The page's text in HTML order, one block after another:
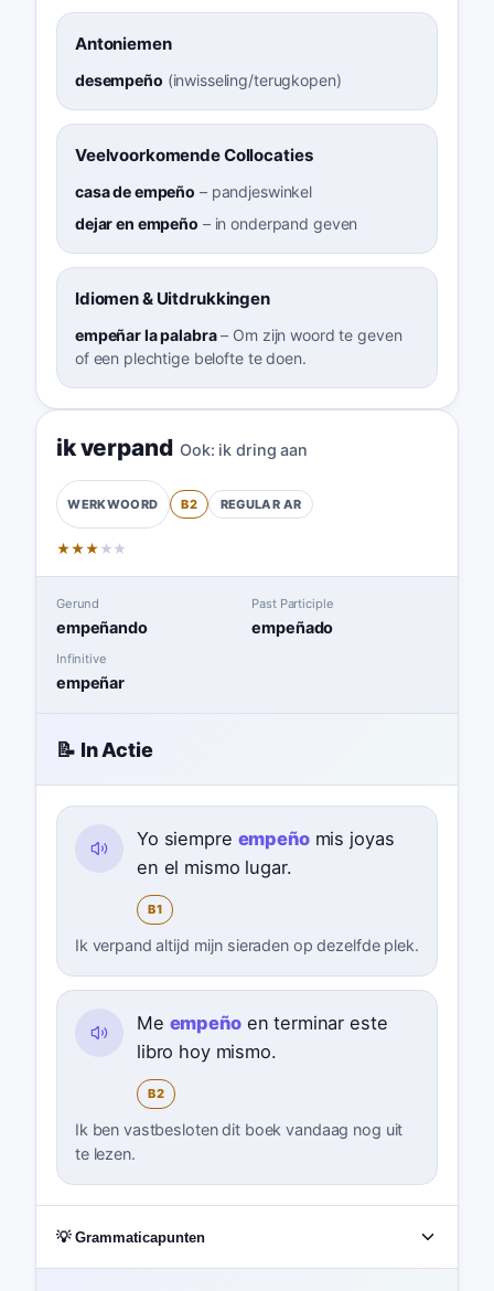
Antoniemen
desempeño (inwisseling/terugkopen)
Veelvoorkomende Collocaties
casa de empeño – pandjeswinkel
dejar en empeño – in onderpand geven
Idiomen & Uitdrukkingen
empeñar la palabra– Om zijn woord te geven
of een plechtige belofte te doen.
ik verpand Ook: ik dring aan
WERKWOORD B2 REGULAR AR
★★★ ★ ★
Gerund
empeñando
Past Participle
empeñado
Infinitive
empeñar
📝 In Actie
Yo siempre empeñomis joyas
en el mismo lugar.
B1
Ik verpand altijd mijn sieraden op dezelfde plek.
Me empeñoen terminar este
libro hoy mismo.
B2
Ik ben vastbesloten dit boek vandaag nog uit
te lezen.
💡 Grammaticapunten